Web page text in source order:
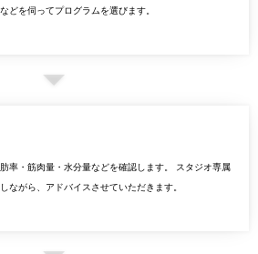
どを伺ってプログラムを選びます。
率・筋肉量・水分量などを確認します。 スタジオ専属
ながら、アドバイスさせていただきます。